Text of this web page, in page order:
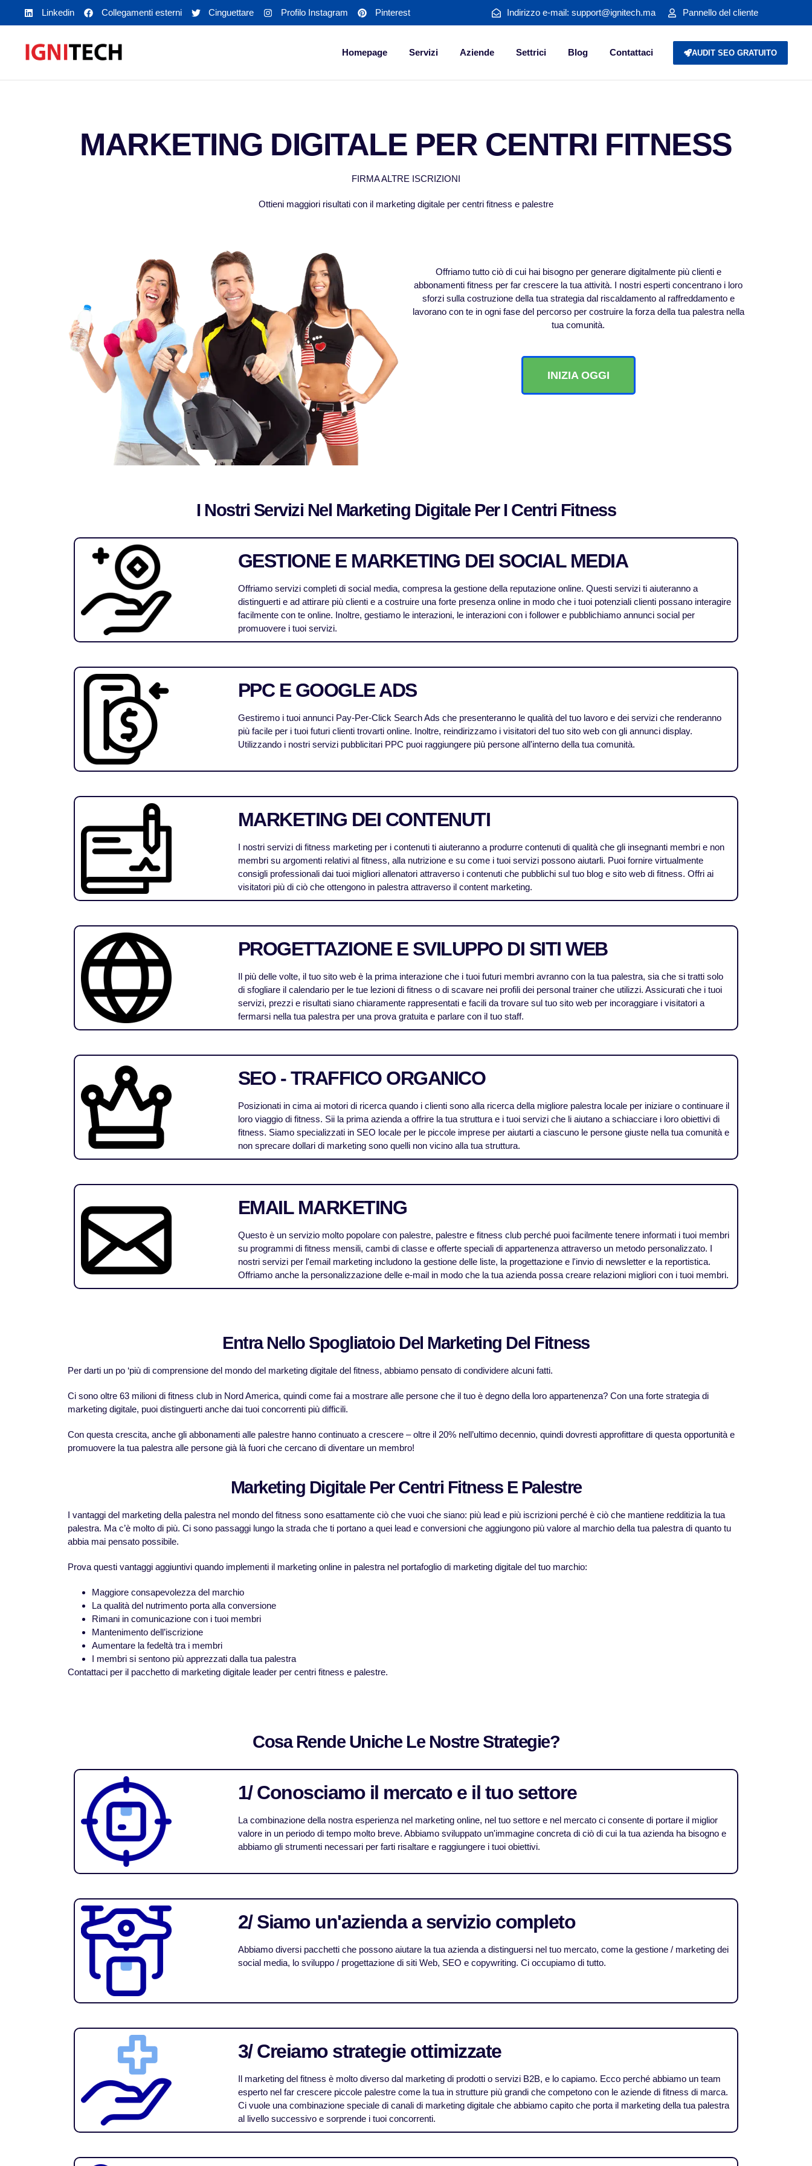
Linkedin Collegamenti esterni Cinguettare Profilo Instagram Pinterest Indirizzo e-mail: support@ignitech.ma Pannello del cliente
Homepage Servizi Aziende Settrici Blog Contattaci AUDIT SEO GRATUITO
MARKETING DIGITALE PER CENTRI FITNESS
FIRMA ALTRE ISCRIZIONI
Ottieni maggiori risultati con il marketing digitale per centri fitness e palestre
Offriamo tutto ciò di cui hai bisogno per generare digitalmente più clienti e
abbonamenti fitness per far crescere la tua attività. I nostri esperti concentrano i loro
sforzi sulla costruzione della tua strategia dal riscaldamento al raffreddamento e
lavorano con te in ogni fase del percorso per costruire la forza della tua palestra nella
tua comunità.
INIZIA OGGI
I Nostri Servizi Nel Marketing Digitale Per I Centri Fitness
GESTIONE E MARKETING DEI SOCIAL MEDIA
Offriamo servizi completi di social media, compresa la gestione della reputazione online. Questi servizi ti aiuteranno a
distinguerti e ad attirare più clienti e a costruire una forte presenza online in modo che i tuoi potenziali clienti possano interagire
facilmente con te online. Inoltre, gestiamo le interazioni, le interazioni con i follower e pubblichiamo annunci social per
promuovere i tuoi servizi.
PPC E GOOGLE ADS
Gestiremo i tuoi annunci Pay-Per-Click Search Ads che presenteranno le qualità del tuo lavoro e dei servizi che renderanno
più facile per i tuoi futuri clienti trovarti online. Inoltre, reindirizzamo i visitatori del tuo sito web con gli annunci display.
Utilizzando i nostri servizi pubblicitari PPC puoi raggiungere più persone all'interno della tua comunità.
MARKETING DEI CONTENUTI
I nostri servizi di fitness marketing per i contenuti ti aiuteranno a produrre contenuti di qualità che gli insegnanti membri e non
membri su argomenti relativi al fitness, alla nutrizione e su come i tuoi servizi possono aiutarli. Puoi fornire virtualmente
consigli professionali dai tuoi migliori allenatori attraverso i contenuti che pubblichi sul tuo blog e sito web di fitness. Offri ai
visitatori più di ciò che ottengono in palestra attraverso il content marketing.
PROGETTAZIONE E SVILUPPO DI SITI WEB
Il più delle volte, il tuo sito web è la prima interazione che i tuoi futuri membri avranno con la tua palestra, sia che si tratti solo
di sfogliare il calendario per le tue lezioni di fitness o di scavare nei profili dei personal trainer che utilizzi. Assicurati che i tuoi
servizi, prezzi e risultati siano chiaramente rappresentati e facili da trovare sul tuo sito web per incoraggiare i visitatori a
fermarsi nella tua palestra per una prova gratuita e parlare con il tuo staff.
SEO - TRAFFICO ORGANICO
Posizionati in cima ai motori di ricerca quando i clienti sono alla ricerca della migliore palestra locale per iniziare o continuare il
loro viaggio di fitness. Sii la prima azienda a offrire la tua struttura e i tuoi servizi che li aiutano a schiacciare i loro obiettivi di
fitness. Siamo specializzati in SEO locale per le piccole imprese per aiutarti a ciascuno le persone giuste nella tua comunità e
non sprecare dollari di marketing sono quelli non vicino alla tua struttura.
EMAIL MARKETING
Questo è un servizio molto popolare con palestre, palestre e fitness club perché puoi facilmente tenere informati i tuoi membri
su programmi di fitness mensili, cambi di classe e offerte speciali di appartenenza attraverso un metodo personalizzato. I
nostri servizi per l'email marketing includono la gestione delle liste, la progettazione e l'invio di newsletter e la reportistica.
Offriamo anche la personalizzazione delle e-mail in modo che la tua azienda possa creare relazioni migliori con i tuoi membri.
Entra Nello Spogliatoio Del Marketing Del Fitness
Per darti un po ‘più di comprensione del mondo del marketing digitale del fitness, abbiamo pensato di condividere alcuni fatti.
Ci sono oltre 63 milioni di fitness club in Nord America, quindi come fai a mostrare alle persone che il tuo è degno della loro appartenenza? Con una forte strategia di
marketing digitale, puoi distinguerti anche dai tuoi concorrenti più difficili.
Con questa crescita, anche gli abbonamenti alle palestre hanno continuato a crescere – oltre il 20% nell’ultimo decennio, quindi dovresti approfittare di questa opportunità e
promuovere la tua palestra alle persone già là fuori che cercano di diventare un membro!
Marketing Digitale Per Centri Fitness E Palestre
I vantaggi del marketing della palestra nel mondo del fitness sono esattamente ciò che vuoi che siano: più lead e più iscrizioni perché è ciò che mantiene redditizia la tua
palestra. Ma c’è molto di più. Ci sono passaggi lungo la strada che ti portano a quei lead e conversioni che aggiungono più valore al marchio della tua palestra di quanto tu
abbia mai pensato possibile.
Prova questi vantaggi aggiuntivi quando implementi il marketing online in palestra nel portafoglio di marketing digitale del tuo marchio:
Maggiore consapevolezza del marchio
La qualità del nutrimento porta alla conversione
Rimani in comunicazione con i tuoi membri
Mantenimento dell’iscrizione
Aumentare la fedeltà tra i membri
I membri si sentono più apprezzati dalla tua palestra
Contattaci per il pacchetto di marketing digitale leader per centri fitness e palestre.
Cosa Rende Uniche Le Nostre Strategie?
1/ Conosciamo il mercato e il tuo settore
La combinazione della nostra esperienza nel marketing online, nel tuo settore e nel mercato ci consente di portare il miglior
valore in un periodo di tempo molto breve. Abbiamo sviluppato un'immagine concreta di ciò di cui la tua azienda ha bisogno e
abbiamo gli strumenti necessari per farti risaltare e raggiungere i tuoi obiettivi.
2/ Siamo un'azienda a servizio completo
Abbiamo diversi pacchetti che possono aiutare la tua azienda a distinguersi nel tuo mercato, come la gestione / marketing dei
social media, lo sviluppo / progettazione di siti Web, SEO e copywriting. Ci occupiamo di tutto.
3/ Creiamo strategie ottimizzate
Il marketing del fitness è molto diverso dal marketing di prodotti o servizi B2B, e lo capiamo. Ecco perché abbiamo un team
esperto nel far crescere piccole palestre come la tua in strutture più grandi che competono con le aziende di fitness di marca.
Ci vuole una combinazione speciale di canali di marketing digitale che abbiamo capito che porta il marketing della tua palestra
al livello successivo e sorprende i tuoi concorrenti.